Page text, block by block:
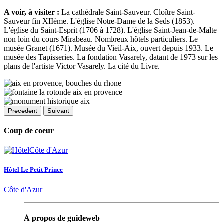
A voir, à visiter : La cathédrale Saint-Sauveur. Cloître Saint-
Sauveur fin XIIème. L'église Notre-Dame de la Seds (1853).
L'église du Saint-Esprit (1706 à 1728). L'église Saint-Jean-de-Malte
non loin du cours Mirabeau. Nombreux hôtels particuliers. Le
musée Granet (1671). Musée du Vieil-Aix, ouvert depuis 1933. Le
musée des Tapisseries. La fondation Vasarely, datant de 1973 sur les
plans de l'artiste Victor Vasarely. La cité du Livre.
Precedent Suivant
Coup de coeur
Hôtel Le Petit Prince
Côte d'Azur
À propos de guideweb